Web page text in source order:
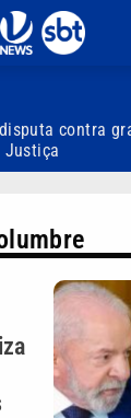
contra
Justiça